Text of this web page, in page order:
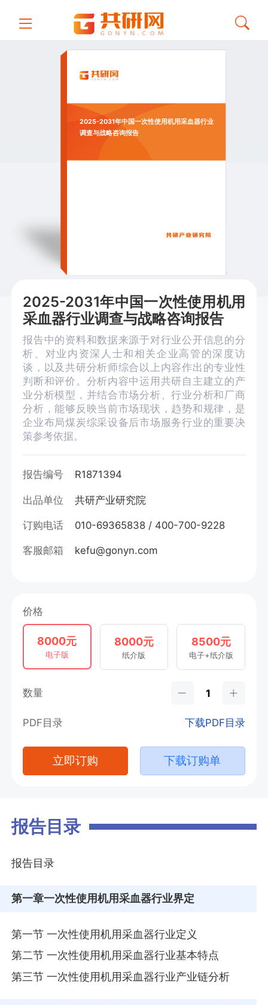
2025-2031年中国一次性使用机用采血器行业
调查与战略咨询报告
2025-2031年中国一次性使用机用
采血器行业调查与战略咨询报告
报告中的资料和数据来源于对行业公开信息的分
析、对业内资深人士和相关企业高管的深度访
谈，以及共研分析师综合以上内容作出的专业性
判断和评价。分析内容中运用共研自主建立的产
业分析模型，并结合市场分析、行业分析和厂商
分析，能够反映当前市场现状，趋势和规律，是
企业布局煤炭综采设备后市场服务行业的重要决
策参考依据。
报告编号 R1871394
出品单位 共研产业研究院
订购电话 010-69365838 / 400-700-9228
客服邮箱 kefu@gonyn.com
价格
8000元
电子版
8000元
纸介版
8500元
电子+纸介版
数量
PDF目录 下载PDF目录
立即订购 下载订购单
报告目录
报告目录
第一章一次性使用机用采血器行业界定
第一节 一次性使用机用采血器行业定义
第二节 一次性使用机用采血器行业基本特点
第三节 一次性使用机用采血器行业产业链分析